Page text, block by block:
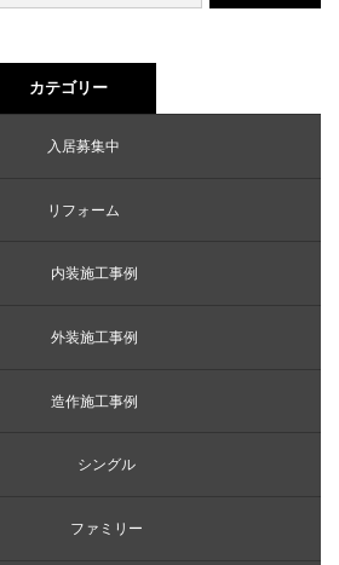
カテゴリー
入居募集中
リフォーム
内装施工事例
外装施工事例
造作施工事例
シングル
ファミリー